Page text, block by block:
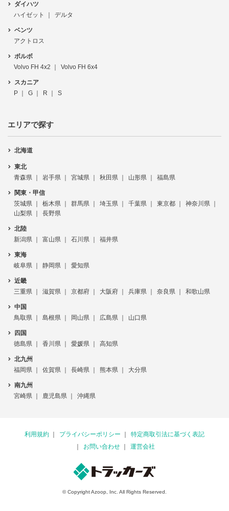
ダイハツ
ハイゼット
デルタ
ベンツ
アクトロス
ボルボ
Volvo FH 4x2
Volvo FH 6x4
スカニア
P
G R S
エリアで探す
北海道
東北
青森県
岩手県 宮城県 秋田県 山形県 福島県
関東・甲信
茨城県
栃木県 群馬県 埼玉県 千葉県 東京都
神奈川県
山梨県
長野県
北陸
新潟県
富山県 石川県 福井県
東海
岐阜県
静岡県 愛知県
近畿
三重県
滋賀県 京都府 大阪府 兵庫県 奈良県 和歌山県
中国
鳥取県
島根県 岡山県 広島県 山口県
四国
徳島県
香川県 愛媛県 高知県
北九州
福岡県
佐賀県 長崎県 熊本県 大分県
南九州
宮崎県
鹿児島県 沖縄県
利用規約 プライバシーポリシー
特定商取引法に基づく表記
お問い合わせ
運営会社
© Copyright Azoop, Inc. All Rights Reserved.